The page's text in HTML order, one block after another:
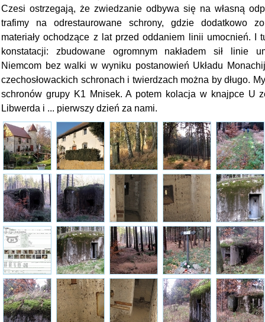
Czesi ostrzegają, że zwiedzanie odbywa się na własną
trafimy na odrestaurowane schrony, gdzie dodatkowo
materiały ochodzące z lat przed oddaniem linii umocnień. I
konstatacji: zbudowane ogromnym nakładem sił linie
Niemcom bez walki w wyniku postanowień Układu
czechosłowackich schronach i twierdzach można by długo.
schronów grupy K1 Mnisek. A potem kolacja w knajpce U
Libwerda i ... pierwszy dzień za nami.